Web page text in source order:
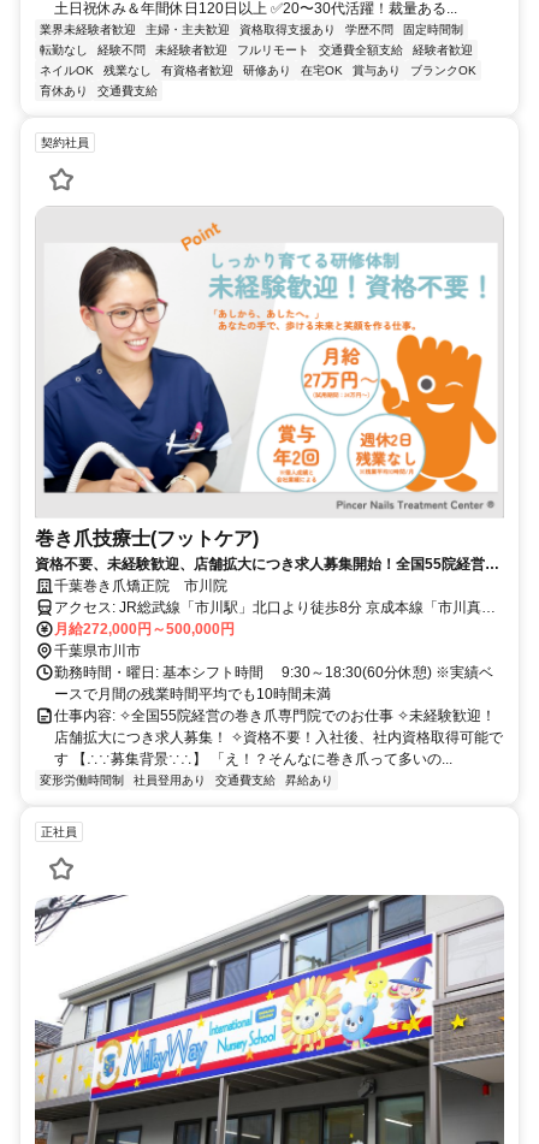
土日祝休み＆年間休日120日以上 ✅20〜30代活躍！裁量ある...
業界未経験者歓迎 主婦・主夫歓迎 資格取得支援あり 学歴不問
固定時間制
転勤なし
経験不問 未経験者歓迎 フルリモート 交通費全額支給
経験者歓迎
ネイルOK
残業なし 有資格者歓迎 研修あり 在宅OK 賞与あり
ブランクOK
育休あり
交通費支給
契約社員
巻き爪技療士(フットケア)
資格不要、未経験歓迎、店舗拡大につき求人募集開始！全国55院経営の
巻き爪専門院で働きませんか？
千葉巻き爪矯正院 市川院
アクセス: JR総武線「市川駅」北口より徒歩8分 京成本線「市川真間
駅」北口より徒歩6分
月給272,000円～500,000円
千葉県市川市
勤務時間・曜日: 基本シフト時間 9:30～18:30(60分休憩) ※実績ベ
ースで月間の残業時間平均でも10時間未満
仕事内容: ✧全国55院経営の巻き爪専門院でのお仕事 ✧未経験歓迎！
店舗拡大につき求人募集！ ✧資格不要！入社後、社内資格取得可能で
す 【∴∵募集背景∵∴】 「え！？そんなに巻き爪って多いの...
変形労働時間制 社員登用あり 交通費支給 昇給あり
正社員